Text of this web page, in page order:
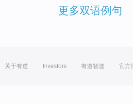
更多双语例句
关于有道 Investors 有道智选 官方